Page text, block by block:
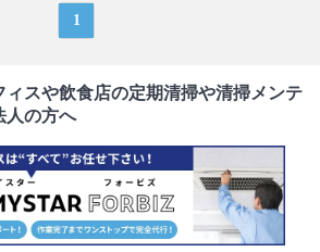
1
ィスや飲食店の定期清掃や清掃メンテ
人の方へ